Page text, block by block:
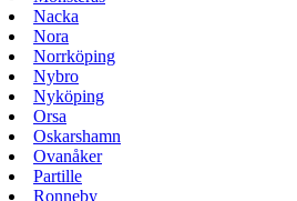
Nacka
Nora
Norrköping
Nybro
Nyköping
Orsa
Oskarshamn
Ovanåker
Partille
Ronneby